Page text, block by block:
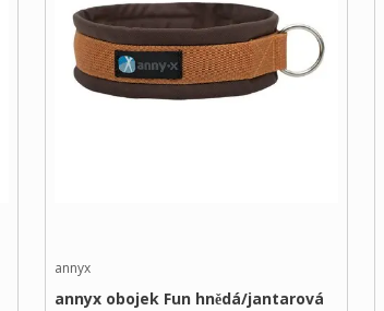
annyx
annyx obojek Fun hnědá/jantarová